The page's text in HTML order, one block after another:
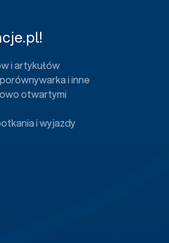
i artykułów
i inne
otwartymi
i wyjazdy